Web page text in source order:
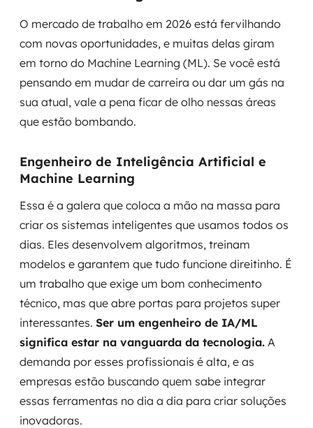
O mercado de trabalho em 2026 está fervilhando
com novas oportunidades, e muitas delas giram
em torno do Machine Learning (ML). Se você está
pensando em mudar de carreira ou dar um gás na
sua atual, vale a pena ficar de olho nessas áreas
que estão bombando.
Engenheiro de Inteligência Artificial e
Machine Learning
Essa é a galera que coloca a mão na massa para
criar os sistemas inteligentes que usamos todos os
dias. Eles desenvolvem algoritmos, treinam
modelos e garantem que tudo funcione direitinho. É
um trabalho que exige um bom conhecimento
técnico, mas que abre portas para projetos super
interessantes. Ser um engenheiro de IA/ML
significa estar na vanguarda da tecnologia. A
demanda por esses profissionais é alta, e as
empresas estão buscando quem sabe integrar
essas ferramentas no dia a dia para criar soluções
inovadoras.